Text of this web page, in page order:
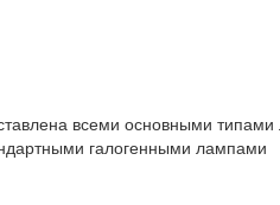
всеми основными
галогенными лампами